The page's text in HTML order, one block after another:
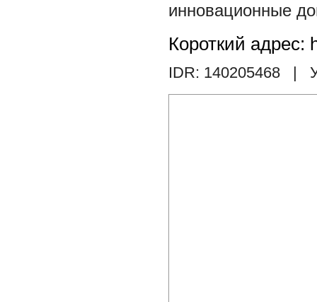
инновационные
Короткий адрес:
IDR: 140205468 |